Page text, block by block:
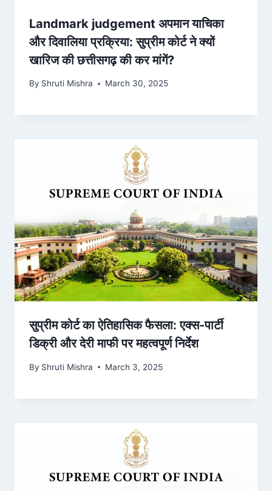
Landmark judgement अपमान याचिका
और दिवालिया प्रक्रिया: सुप्रीम कोर्ट ने क्यों
खारिज की छत्तीसगढ़ की कर मांगें?
By Shruti Mishra March 30, 2025
सुप्रीम कोर्ट का ऐतिहासिक फैसला: एक्स-पार्टी
डिक्री और देरी माफी पर महत्वपूर्ण निर्देश
By Shruti Mishra March 3, 2025